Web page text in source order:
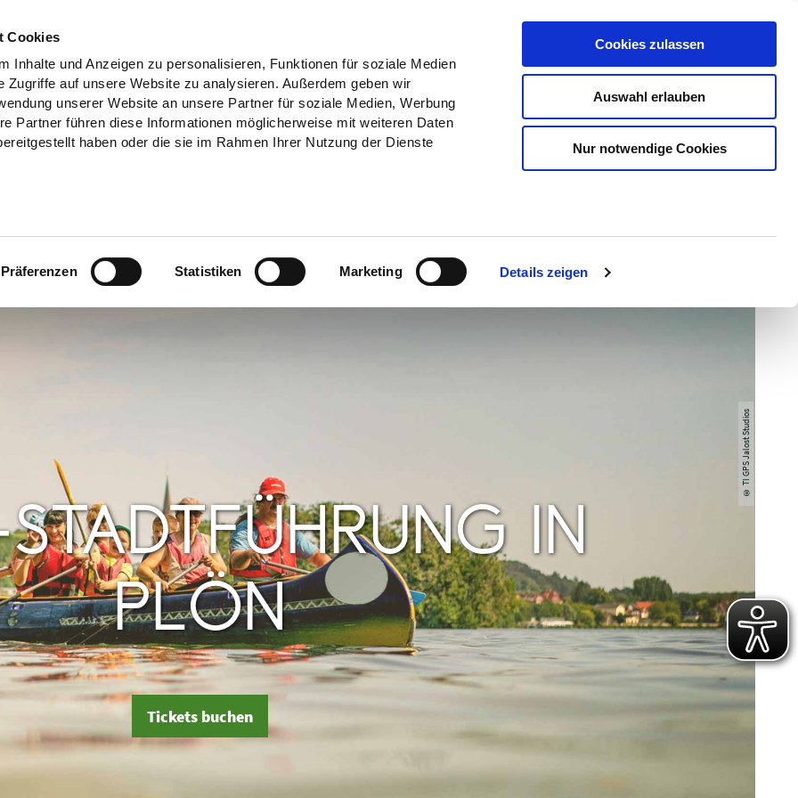
Cookies
Inhalte und Anzeigen zu personalisieren, Funktionen für soziale Medien
Zugriffe auf unsere Website zu analysieren. Außerdem geben wir
unserer Website an unsere Partner für soziale Medien, Werbung
Partner führen diese Informationen möglicherweise mit weiteren Daten
haben oder die sie im Rahmen Ihrer Nutzung der Dienste
Präferenzen Statistiken Marketing Details zeigen
Cookies zulassen
Auswahl erlauben
Nur notwendige Cookies
Erlebnisse Buchen
© TI GPS Jalost Studios
IN
PLÖN
Tickets buchen